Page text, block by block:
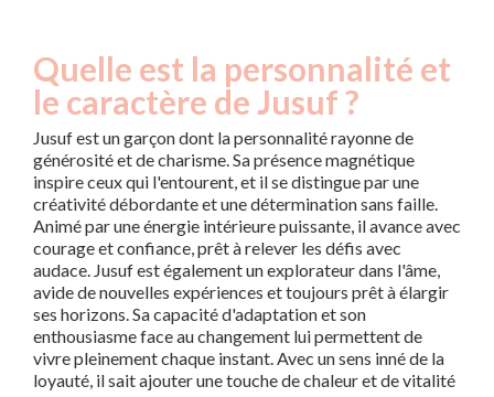
Quelle est la personnalité et
le caractère de Jusuf ?
Jusuf est un garçon dont la personnalité rayonne de
générosité et de charisme. Sa présence magnétique
inspire ceux qui l'entourent, et il se distingue par une
créativité débordante et une détermination sans faille.
Animé par une énergie intérieure puissante, il avance avec
courage et confiance, prêt à relever les défis avec
audace. Jusuf est également un explorateur dans l'âme,
avide de nouvelles expériences et toujours prêt à élargir
ses horizons. Sa capacité d'adaptation et son
enthousiasme face au changement lui permettent de
vivre pleinement chaque instant. Avec un sens inné de la
loyauté, il sait ajouter une touche de chaleur et de vitalité